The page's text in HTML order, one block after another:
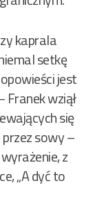
kaprala
setkę
jest
wziął
się
sowy –
z
„A dyć to